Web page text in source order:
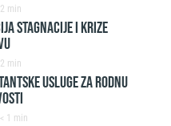
min
STAGNACIJE I KRIZE
min
usluge za rodnu
1 min